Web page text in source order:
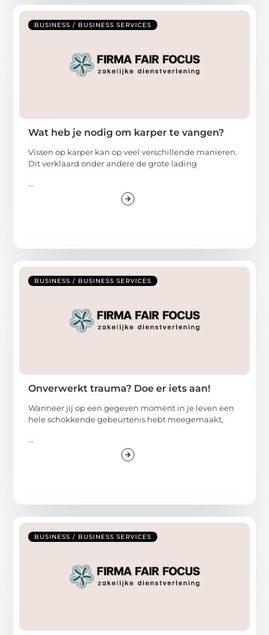
BUSINESS / BUSINESS SERVICES
Wat heb je nodig om karper te vangen?
Vissen op karper kan op veel verschillende manieren.
Dit verklaard onder andere de grote lading
...
BUSINESS / BUSINESS SERVICES
Onverwerkt trauma? Doe er iets aan!
Wanneer jij op een gegeven moment in je leven een
hele schokkende gebeurtenis hebt meegemaakt,
...
BUSINESS / BUSINESS SERVICES